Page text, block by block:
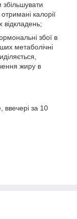
збільшувати
калорії
відкладень;
збої в
метаболічні
жиру в
ввечері за 10